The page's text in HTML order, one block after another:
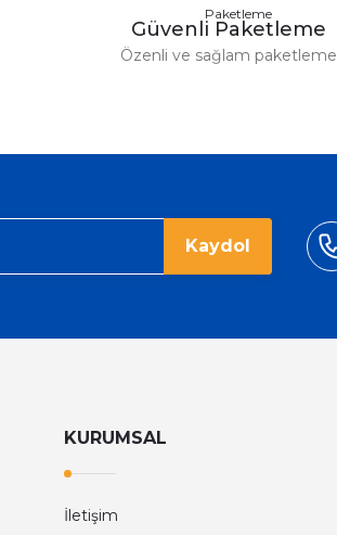
Güvenli Paketleme
Özenli ve sağlam paketleme
Kaydol
KURUMSAL
İletişim